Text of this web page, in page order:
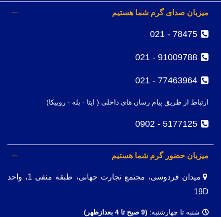
میزبان صدای گرم شما هستیم
78475 - 021
91009788 - 021
77463964 - 021
ارتباط از طریق پیام رسان های داخلی ( ایتا - بله - روبیکا)
5177125 - 0902
میزبان حضور گرم شما هستیم
میدان فردوسی، مجتمع تجارت جهانی، طبقه منفی 1، واحد
19D
شنبه تا چهارشنبه: (9 صبح تا 4 بعدازظهر)